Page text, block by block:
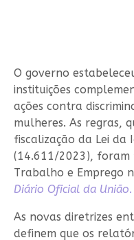
O governo
instituições
ações contra
mulheres. As regras,
fiscalização da Lei da
(14.611/2023), foram
Trabalho e Emprego
Diário Oficial da União.
As novas diretrizes
definem que os